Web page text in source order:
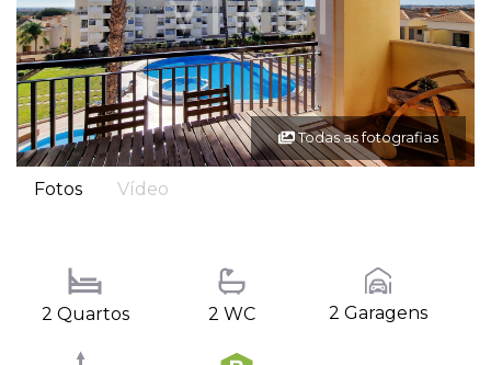
Todas as fotografias
Fotos Vídeo
2 Quartos 2 WC 2 Garagens